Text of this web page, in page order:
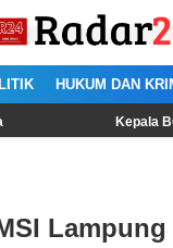
Radar24.co.id
Jujur Lantang Bersuara
HUKUM DAN
Kepala BGN